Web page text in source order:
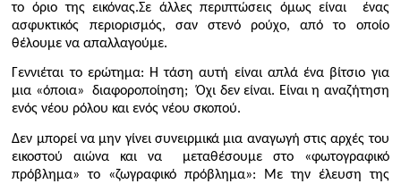
το όριο της εικόνας.Σε άλλες περιπτώσεις όμως είναι ένας
ασφυκτικός περιορισμός, σαν στενό ρούχο, από το οποίο
θέλουμε να απαλλαγούμε.
Γεννιέται το ερώτημα: Η τάση αυτή είναι απλά ένα βίτσιο για
μια «όποια» διαφοροποίηση; Όχι δεν είναι. Είναι η αναζήτηση
ενός νέου ρόλου και ενός νέου σκοπού.
Δεν μπορεί να μην γίνει συνειρμικά μια αναγωγή στις αρχές του
εικοστού αιώνα και να μεταθέσουμε στο «φωτογραφικό
πρόβλημα» το «ζωγραφικό πρόβλημα»: Με την έλευση της